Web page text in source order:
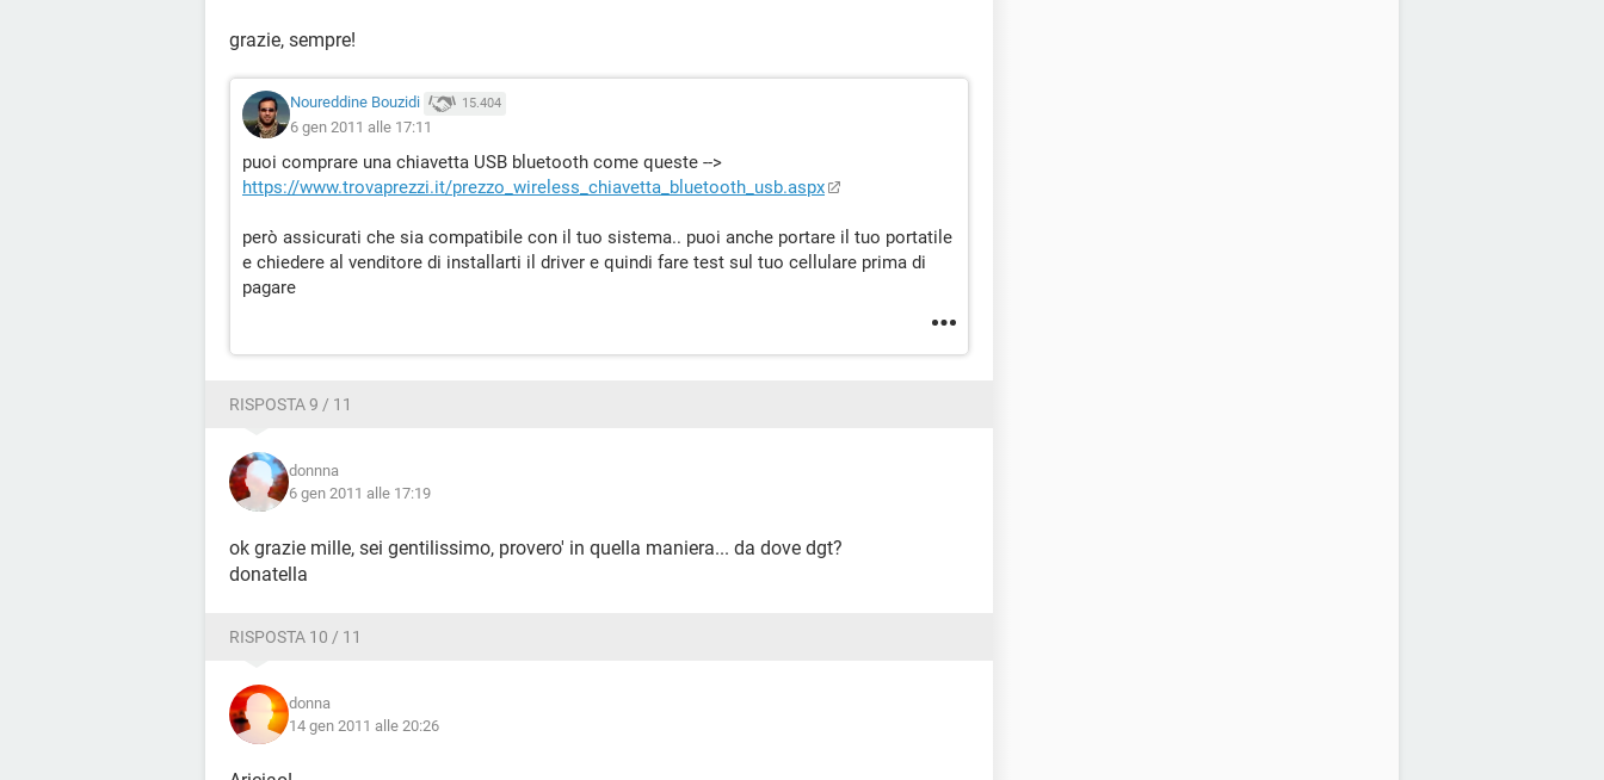
grazie, sempre!
Noureddine Bouzidi 15.404
6 gen 2011 alle 17:11
puoi comprare una chiavetta USB bluetooth come queste -->
https://www.trovaprezzi.it/prezzo_wireless_chiavetta_bluetooth_usb.aspx
però assicurati che sia compatibile con il tuo sistema.. puoi anche portare il tuo portatile
e chiedere al venditore di installarti il driver e quindi fare test sul tuo cellulare prima di
pagare
RISPOSTA 9 / 11
donnna
6 gen 2011 alle 17:19
ok grazie mille, sei gentilissimo, provero' in quella maniera... da dove dgt?
donatella
RISPOSTA 10 / 11
donna
14 gen 2011 alle 20:26